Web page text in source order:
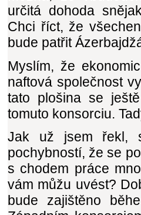
určitá dohoda
Chci říct, že
bude patřit
Myslím, že
naftová společnost
tato plošina se
tomuto konsorciu.
Jak už jsem řekl,
pochybností, že se
s chodem práce
vám můžu uvést?
bude zajištěno